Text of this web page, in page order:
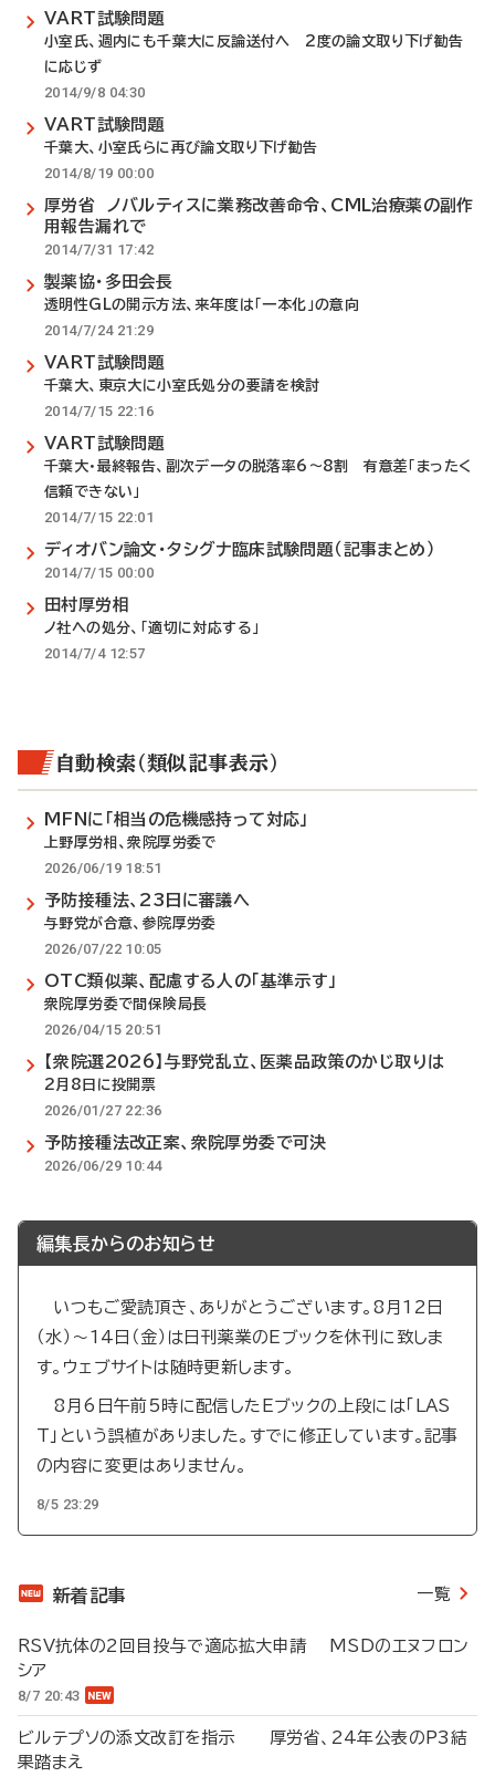
VART試験問題
小室氏、週内にも千葉大に反論送付へ 2度の論文取り下げ勧告
に応じず
2014/9/8 04:30
VART試験問題
千葉大、小室氏らに再び論文取り下げ勧告
2014/8/19 00:00
厚労省 ノバルティスに業務改善命令、CML治療薬の副作
用報告漏れで
2014/7/31 17:42
製薬協・多田会長
透明性GLの開示方法、来年度は「一本化」の意向
2014/7/24 21:29
VART試験問題
千葉大、東京大に小室氏処分の要請を検討
2014/7/15 22:16
VART試験問題
千葉大・最終報告、副次データの脱落率6～8割 有意差「まったく
信頼できない」
2014/7/15 22:01
ディオバン論文・タシグナ臨床試験問題（記事まとめ）
2014/7/15 00:00
田村厚労相
ノ社への処分、「適切に対応する」
2014/7/4 12:57
自動検索（類似記事表示）
MFNに「相当の危機感持って対応」
上野厚労相、衆院厚労委で
2026/06/19 18:51
予防接種法、23日に審議へ
与野党が合意、参院厚労委
2026/07/22 10:05
OTC類似薬、配慮する人の「基準示す」
衆院厚労委で間保険局長
2026/04/15 20:51
【衆院選2026】与野党乱立、医薬品政策のかじ取りは
2月8日に投開票
2026/01/27 22:36
予防接種法改正案、衆院厚労委で可決
2026/06/29 10:44
編集長からのお知らせ
いつもご愛読頂き、ありがとうございます。8月12日
（水）～14日（金）は日刊薬業のEブックを休刊に致しま
す。ウェブサイトは随時更新します。
8月6日午前5時に配信したEブックの上段には「LAS
T」という誤植がありました。すでに修正しています。記事
の内容に変更はありません。
8/5 23:29
新着記事 一覧
RSV抗体の2回目投与で適応拡大申請 MSDのエヌフロン
シア
8/7 20:43
ビルテプソの添文改訂を指示 厚労省、24年公表のP3結
果踏まえ